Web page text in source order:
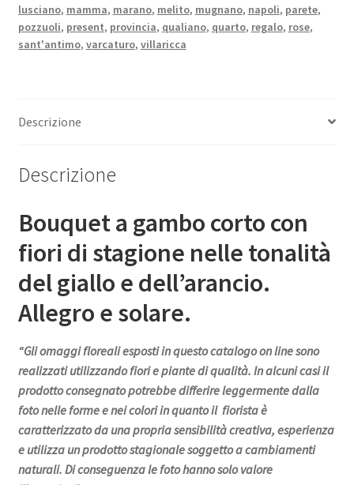
lusciano, mamma, marano, melito, mugnano, napoli, parete,
pozzuoli, present, provincia, qualiano, quarto, regalo, rose,
sant'antimo, varcaturo, villaricca
Descrizione
Descrizione
Bouquet a gambo corto con
fiori di stagione nelle tonalità
del giallo e dell’arancio.
Allegro e solare.
“Gli omaggi floreali esposti in questo catalogo on line sono
realizzati utilizzando fiori e piante di qualità. In alcuni casi il
prodotto consegnato potrebbe differire leggermente dalla
foto nelle forme e nei colori in quanto il fiorista è
caratterizzato da una propria sensibilità creativa, esperienza
e utilizza un prodotto stagionale soggetto a cambiamenti
naturali. Di conseguenza le foto hanno solo valore